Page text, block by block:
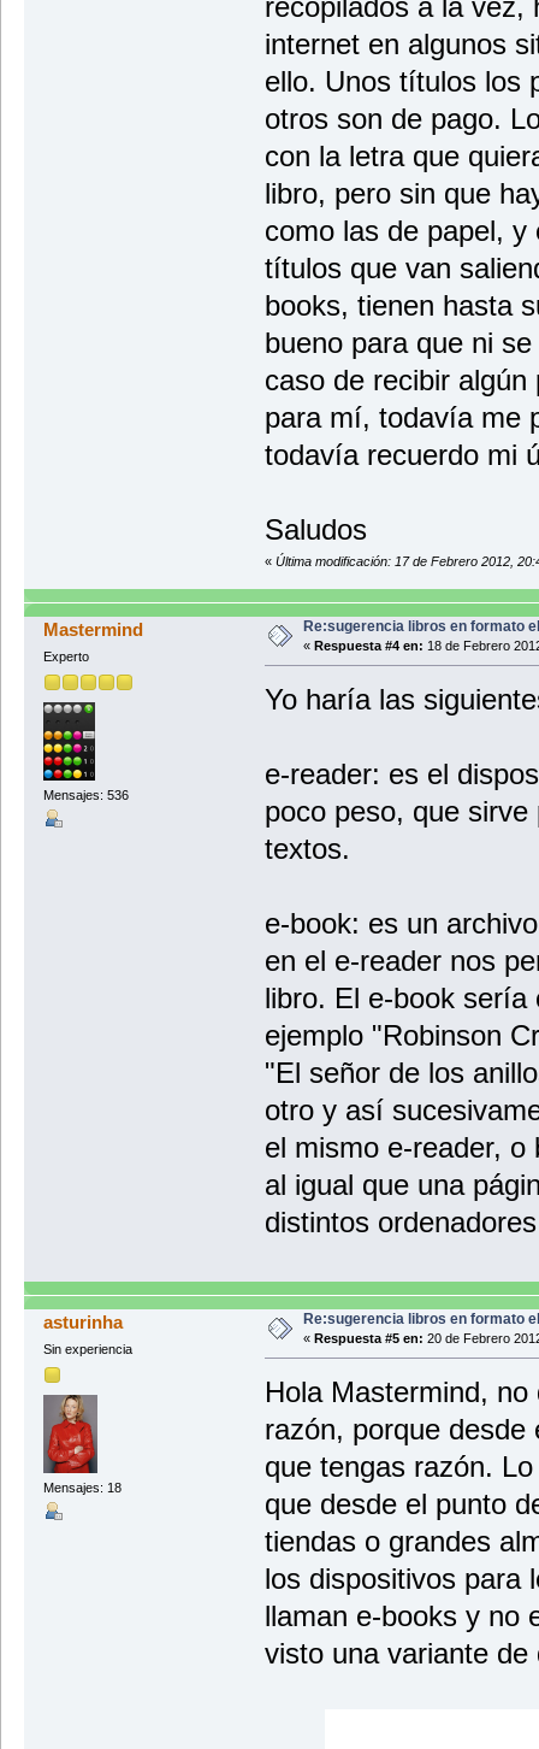
recopilados a la vez,
internet en algunos
ello. Unos títulos los
otros son de pago.
con la letra que
libro, pero sin que
como las de papel,
títulos que van
books, tienen hasta
bueno para que ni
caso de recibir
para mí, todavía me
todavía recuerdo mi
Saludos
« Última modificación: 17 de Febrero 2012,
Mastermind
Experto
Mensajes: 536
Re:sugerencia libros en formato
« Respuesta #4 en: 18 de Febrero
Yo haría las
e-reader: es el
poco peso, que
textos.
e-book: es un
en el e-reader nos
libro. El e-book sería
ejemplo "Robinson
"El señor de los
otro y así
el mismo e-reader, o
al igual que una
distintos
asturinha
Sin experiencia
Mensajes: 18
Re:sugerencia libros en formato
« Respuesta #5 en: 20 de Febrero
Hola Mastermind,
razón, porque desde
que tengas razón.
que desde el punto
tiendas o grandes
los dispositivos para
llaman e-books y no
visto una variante de